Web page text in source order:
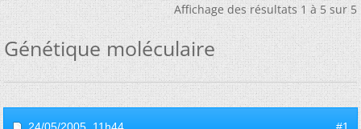
Affichage des résultats 1 à 5 sur 5
Génétique moléculaire